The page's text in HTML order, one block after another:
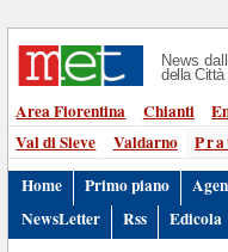
News
della Città
Area Fiorentina Chianti
Val di Sieve
Valdarno
Home
Primo piano
NewsLetter
Rss Edicola